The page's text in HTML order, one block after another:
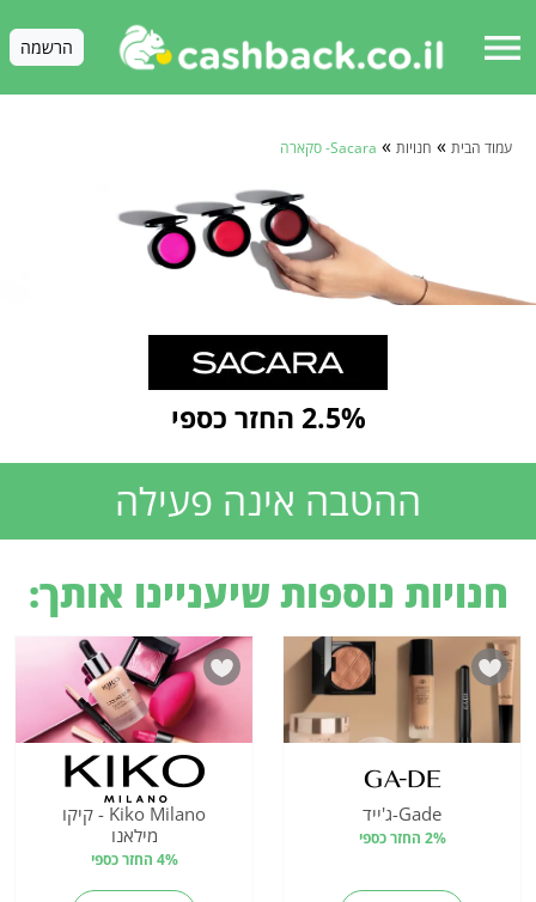
menu הרשמה
עמוד הבית » חנויות » Sacara- סקארה
2.5% החזר כספי
ההטבה אינה פעילה
חנויות נוספות שיעניינו אותך:
Gade-ג'ייד
2% החזר כספי
Kiko Milano - קיקו
מילאנו
4% החזר כספי